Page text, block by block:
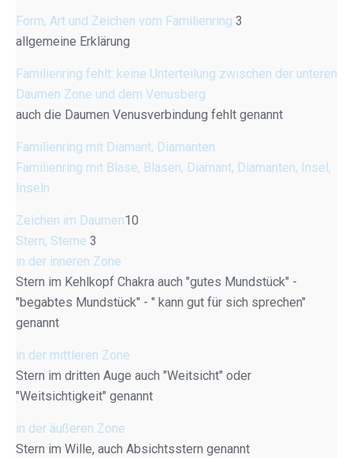
Form, Art und Zeichen vom Familienring 3
allgemeine Erklärung
Familienring fehlt: keine Unterteilung zwischen der unteren
Daumen Zone und dem Venusberg
auch die Daumen Venusverbindung fehlt genannt
Familienring mit Diamant, Diamanten
Familienring mit Blase, Blasen, Diamant, Diamanten, Insel,
Inseln
Zeichen im Daumen10
Stern, Sterne 3
in der inneren Zone
Stern im Kehlkopf Chakra auch "gutes Mundstück" -
"begabtes Mundstück" - " kann gut für sich sprechen"
genannt
in der mittleren Zone
Stern im dritten Auge auch "Weitsicht" oder
"Weitsichtigkeit" genannt
in der äußeren Zone
Stern im Wille, auch Absichtsstern genannt